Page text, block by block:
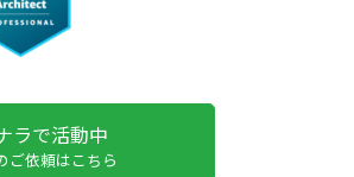
ラで活動中
ご依頼はこちら